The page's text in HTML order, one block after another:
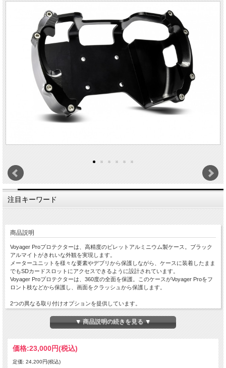
注目キーワード
商品説明
Voyager Proプロテクターは、高精度のビレットアルミニウム製ケース。ブラック
アルマイトがきれいな外観を実現します。
メーターユニットを様々な要素やデブリから保護しながら、ケースに装着したまま
でもSDカードスロットにアクセスできるように設計されています。
Voyager Proプロテクターは、360度の全面を保護。このケースがVoyager Proをフ
ロント枝などから保護し、画面をクラッシュから保護します。
2つの異なる取り付けオプションを提供しています。
ユニバーサルマウント用のRAMボールとアルミニウムハンドルバーセンターマウ
ント。 用途に最適なキットを選択してください。 Voyager Proプロテクター
マウントオプション：1 "ラムボールマウント
または1-1 / 8 "アルミニウムバーマウント
* Voyager ProメーターとDockは含まれていません
▼ 商品説明の続きを見る ▼
価格:23,000円(税込)
定価: 24,200円(税込)